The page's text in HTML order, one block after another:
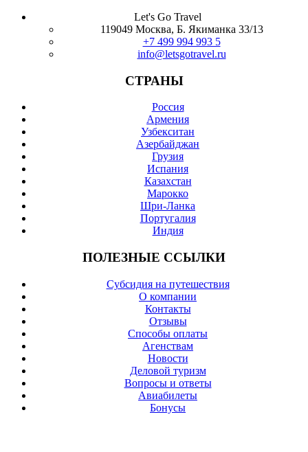
Let's Go Travel
119049 Москва, Б. Якиманка 33/13
+7 499 994 993 5
info@letsgotravel.ru
СТРАНЫ
Россия
Армения
Узбекситан
Азербайджан
Грузия
Испания
Казахстан
Марокко
Шри-Ланка
Португалия
Индия
ПОЛЕЗНЫЕ ССЫЛКИ
Субсидия на путешествия
О компании
Контакты
Отзывы
Cпособы оплаты
Агенствам
Новости
Деловой туризм
Вопросы и ответы
Авиабилеты
Бонусы